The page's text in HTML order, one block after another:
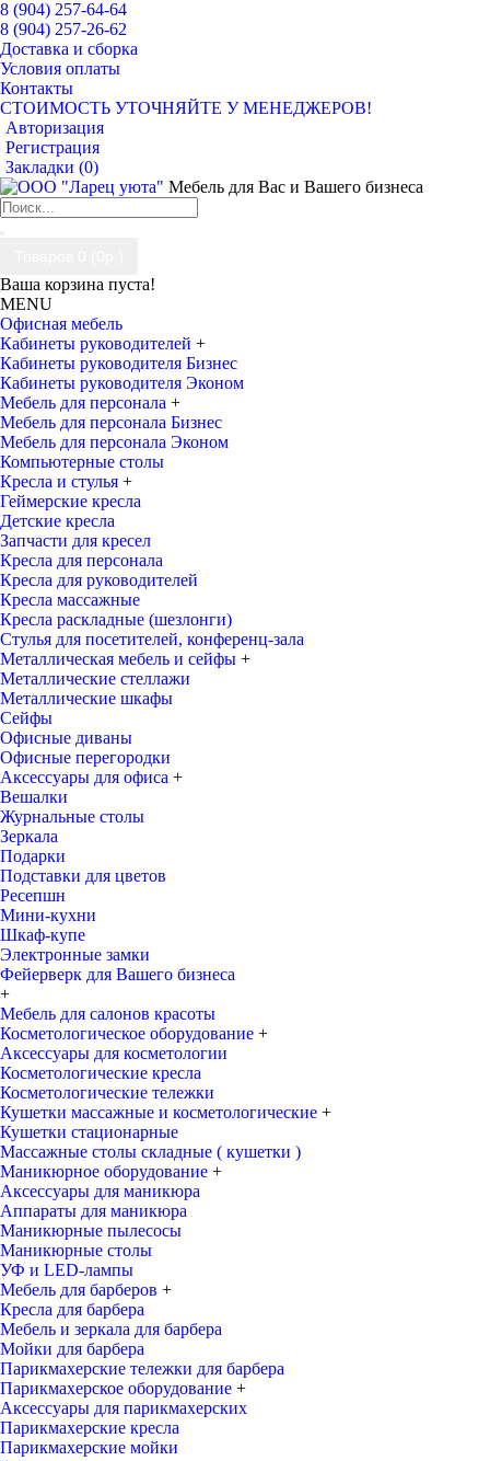
8 (904) 257-64-64
8 (904) 257-26-62
Доставка и сборка
Условия оплаты
Контакты
СТОИМОСТЬ УТОЧНЯЙТЕ У МЕНЕДЖЕРОВ!
Авторизация
Регистрация
Закладки (0)
Мебель для Вас и Вашего бизнеса
Ваша корзина пуста!
MENU
Офисная мебель
Кабинеты руководителей +
Кабинеты руководителя Бизнес
Кабинеты руководителя Эконом
Мебель для персонала +
Мебель для персонала Бизнес
Мебель для персонала Эконом
Компьютерные столы
Кресла и стулья +
Геймерские кресла
Детские кресла
Запчасти для кресел
Кресла для персонала
Кресла для руководителей
Кресла массажные
Кресла раскладные (шезлонги)
Стулья для посетителей, конференц-зала
Металлическая мебель и сейфы +
Металлические стеллажи
Металлические шкафы
Сейфы
Офисные диваны
Офисные перегородки
Аксессуары для офиса +
Вешалки
Журнальные столы
Зеркала
Подарки
Подставки для цветов
Ресепшн
Мини-кухни
Шкаф-купе
Электронные замки
Фейерверк для Вашего бизнеса
+
Мебель для салонов красоты
Косметологическое оборудование +
Аксессуары для косметологии
Косметологические кресла
Косметологические тележки
Кушетки массажные и косметологические +
Кушетки стационарные
Массажные столы складные ( кушетки )
Маникюрное оборудование +
Аксессуары для маникюра
Аппараты для маникюра
Маникюрные пылесосы
Маникюрные столы
УФ и LED-лампы
Мебель для барберов +
Кресла для барбера
Мебель и зеркала для барбера
Мойки для барбера
Парикмахерские тележки для барбера
Парикмахерское оборудование +
Аксессуары для парикмахерских
Парикмахерские кресла
Парикмахерские мойки